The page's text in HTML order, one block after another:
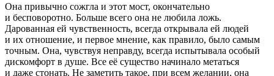
Она привычно сожгла и этот мост, окончательно
и бесповоротно. Больше всего она не любила ложь.
Дарованная ей чувственность, всегда открывала ей людей
и их отношение, и первое мнение, как правило, было самым
точным. Она, чувствуя неправду, всегда испытывала особый
дискомфорт в душе. Все её существо начинало метаться
и даже стонать. Не заметить такое, при всем желании, она